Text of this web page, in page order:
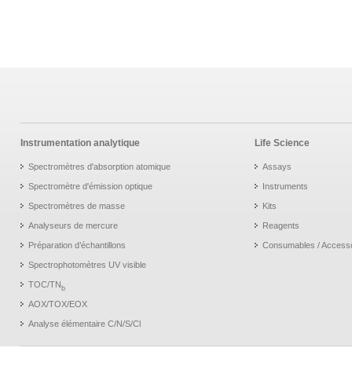
Instrumentation analytique
Spectromètres d'absorption atomique
Spectromètre d'émission optique
Spectromètres de masse
Analyseurs de mercure
Préparation d’échantillons
Spectrophotomètres UV visible
TOC/TN b
AOX/TOX/EOX
Analyse élémentaire C/N/S/Cl
Life Science
Assays
Instruments
Kits
Reagents
Consumables /